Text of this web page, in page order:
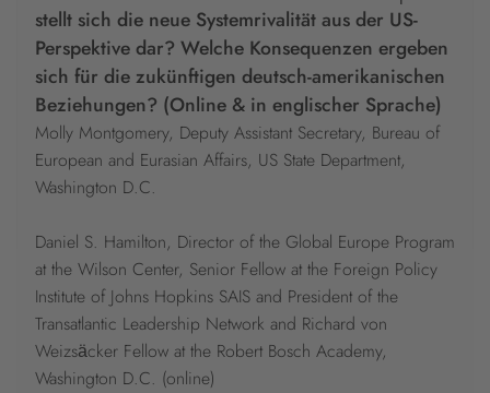
stellt sich die neue Systemrivalität aus der US-
Perspektive dar? Welche Konsequenzen ergeben
sich für die zukünftigen deutsch-amerikanischen
Beziehungen? (Online & in englischer Sprache)
Molly Montgomery, Deputy Assistant Secretary, Bureau of
European and Eurasian Affairs, US State Department,
Washington D.C.
Daniel S. Hamilton, Director of the Global Europe Program
at the Wilson Center, Senior Fellow at the Foreign Policy
Institute of Johns Hopkins SAIS and President of the
Transatlantic Leadership Network and Richard von
Weizsӓcker Fellow at the Robert Bosch Academy,
Washington D.C. (online)